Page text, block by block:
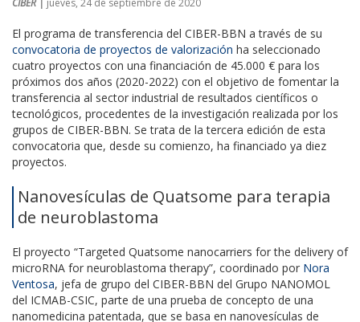
El programa de transferencia del CIBER-BBN a través de su
convocatoria de proyectos de valorización ha seleccionado
cuatro proyectos con una financiación de 45.000 € para los
próximos dos años (2020-2022) con el objetivo de fomentar la
transferencia al sector industrial de resultados científicos o
tecnológicos, procedentes de la investigación realizada por los
grupos de CIBER-BBN. Se trata de la tercera edición de esta
convocatoria que, desde su comienzo, ha financiado ya diez
proyectos.
Nanovesículas de Quatsome para terapia
de neuroblastoma
El proyecto “Targeted Quatsome nanocarriers for the delivery of
microRNA for neuroblastoma therapy”, coordinado por Nora
Ventosa, jefa de grupo del CIBER-BBN del Grupo NANOMOL
del ICMAB-CSIC, parte de una prueba de concepto de una
nanomedicina patentada, que se basa en nanovesículas de